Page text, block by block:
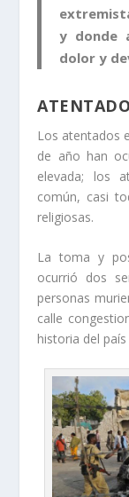
y donde
dolor y
Los atentados
de año han
elevada; los
común, casi
religiosas.
La toma y
ocurrió dos
personas
calle
historia del